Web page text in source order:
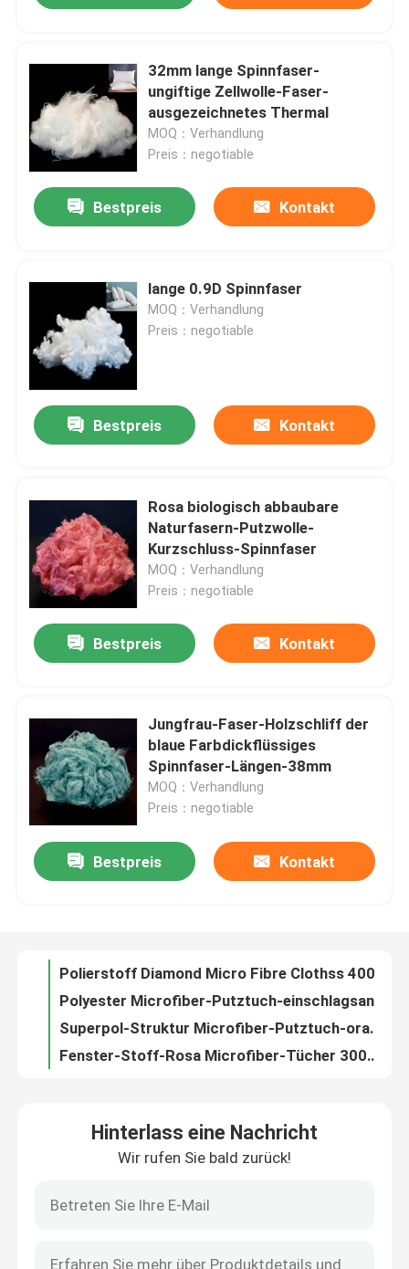
Startseite
Produkte
Über uns
Qualitätskontrolle
Kontakt
Dickflüssige Spinnfaser
Recycelte Polyester-Stapelfaser
Polypropylen-Stapelfaser
32mm lange Spinnfaser-
ungiftige Zellwolle-Faser-
ausgezeichnetes Thermal
MOQ：Verhandlung
Preis：negotiable
Bestpreis Kontakt
lange 0.9D Spinnfaser
MOQ：Verhandlung
Preis：negotiable
Bestpreis Kontakt
Rosa biologisch abbaubare
Naturfasern-Putzwolle-
Kurzschluss-Spinnfaser
MOQ：Verhandlung
Preis：negotiable
Bestpreis Kontakt
Jungfrau-Faser-Holzschliff der
blaue Farbdickflüssiges
Spinnfaser-Längen-38mm
MOQ：Verhandlung
Preis：negotiable
Bestpreis Kontakt
Blaues Microfiber-Reinigungs-Tücher Superpol-Struktur-Auto-Putztuch
Superpol-Struktur Microfiber-Putztuch-orange Küchen-Reiniger-Stoff
Fenster-Stoff-Rosa Microfiber-Tücher 300gsm Microfiber für Badezimmer-Reinigung
Hinterlass eine Nachricht
Wir rufen Sie bald zurück!